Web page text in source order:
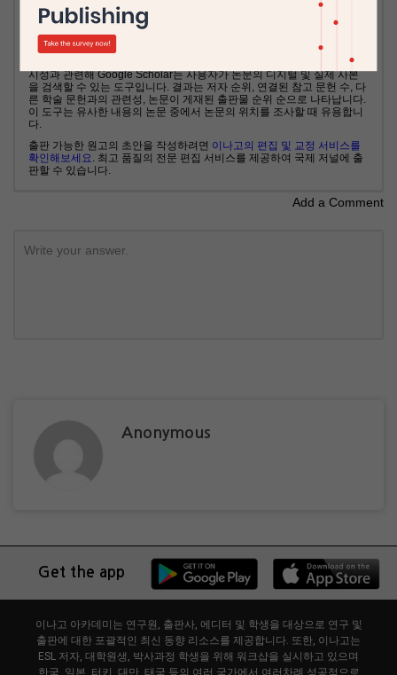
키워드 도구
키워드를 선택할 때 고려해야 할 또 다른 중요한 측면은 인용에 미치는 영
향입니다. 찾기 쉬운 논문이 인용될 가능성도 높습니다. 인용과 온라인 가
시성과 관련해 Google Scholar는 사용자가 논문의 디지털 및 실제 사본
을 검색할 수 있는 도구입니다. 결과는 저자 순위, 연결된 참고 문헌 수, 다
른 학술 문헌과의 관련성, 논문이 게재된 출판물 순위 순으로 나타납니다.
이 도구는 유사한 내용의 논문 중에서 논문의 위치를 조사할 때 유용합니
다.
출판 가능한 원고의 초안을 작성하려면 이나고의 편집 및 교정 서비스를
확인해보세요 . 최고 품질의 전문 편집 서비스를 제공하여 국제 저널에 출
판할 수 있습니다.
Add a Comment
Write your answer.
Anonymous
Get the app
이나고 아카데미는 연구원, 출판사, 에디터 및 학생을 대상으로 연구 및
출판에 대한 포괄적인 최신 동향 리소스를 제공합니다. 또한, 이나고는
ESL 저자, 대학원생, 박사과정 학생을 위해 워크샵을 실시하고 있으며